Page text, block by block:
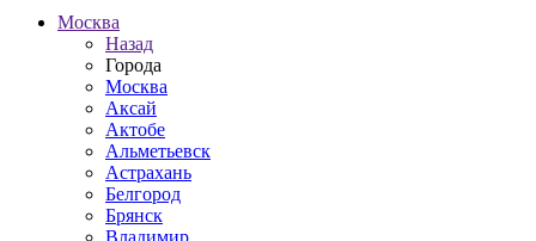
Москва
Назад
Города
Москва
Аксай
Актобе
Альметьевск
Астрахань
Белгород
Брянск
Владимир